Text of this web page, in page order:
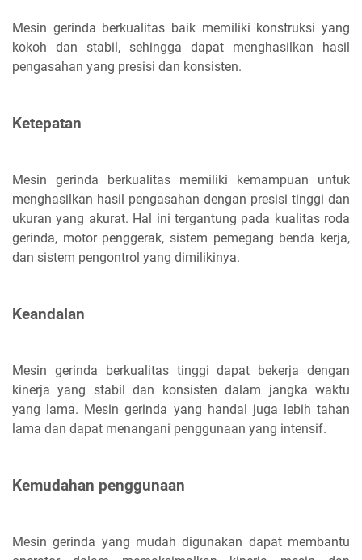
Mesin gerinda berkualitas baik memiliki konstruksi yang
kokoh dan stabil, sehingga dapat menghasilkan hasil
pengasahan yang presisi dan konsisten.
Ketepatan
Mesin gerinda berkualitas memiliki kemampuan untuk
menghasilkan hasil pengasahan dengan presisi tinggi dan
ukuran yang akurat. Hal ini tergantung pada kualitas roda
gerinda, motor penggerak, sistem pemegang benda kerja,
dan sistem pengontrol yang dimilikinya.
Keandalan
Mesin gerinda berkualitas tinggi dapat bekerja dengan
kinerja yang stabil dan konsisten dalam jangka waktu
yang lama. Mesin gerinda yang handal juga lebih tahan
lama dan dapat menangani penggunaan yang intensif.
Kemudahan penggunaan
Mesin gerinda yang mudah digunakan dapat membantu